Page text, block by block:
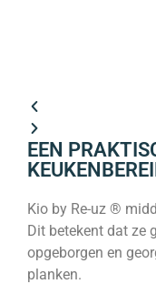
EEN
Kio by Re-uz ®
Dit betekent dat ze
opgeborgen en
planken.